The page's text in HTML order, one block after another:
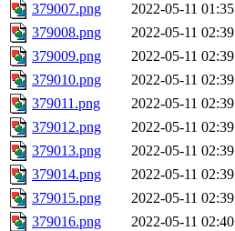
379007.png
2022-05-11 01:35
379008.png
2022-05-11 02:39
379009.png
2022-05-11 02:39
379010.png
2022-05-11 02:39
379011.png
2022-05-11 02:39
379012.png
2022-05-11 02:39
379013.png
2022-05-11 02:39
379014.png
2022-05-11 02:39
379015.png
2022-05-11 02:39
379016.png
2022-05-11 02:40